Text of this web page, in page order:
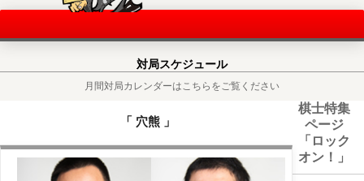
対局スケジュール
月間対局カレンダーはこちらをご覧ください
「 穴熊 」
棋士特集
ページ
「ロック
オン！」